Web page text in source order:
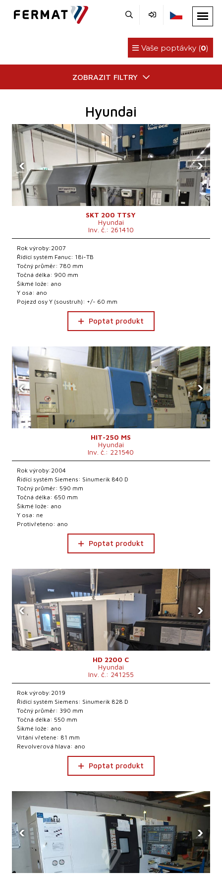
Vaše poptávky (0)
ZOBRAZIT FILTRY
Hyundai
‹ ›
SKT 200 TTSY
Hyundai
Inv. č.: 261410
Rok výroby:2007
Řídící systém Fanuc: 18i-TB
Točný průměr: 780 mm
Točná délka: 900 mm
Šikmé lože: ano
Y osa: ano
Pojezd osy Y (soustruh): +/- 60 mm
Poptat produkt
‹ ›
HIT-250 MS
Hyundai
Inv. č.: 221540
Rok výroby:2004
Řídící systém Siemens: Sinumerik 840 D
Točný průměr: 590 mm
Točná délka: 650 mm
Šikmé lože: ano
Y osa: ne
Protivřeteno: ano
Poptat produkt
‹ ›
HD 2200 C
Hyundai
Inv. č.: 241255
Rok výroby:2019
Řídící systém Siemens: Sinumerik 828 D
Točný průměr: 390 mm
Točná délka: 550 mm
Šikmé lože: ano
Vrtání vřetene: 81 mm
Revolverová hlava: ano
Poptat produkt
‹ ›